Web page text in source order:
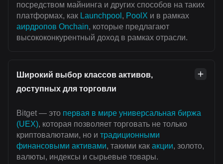
посредством майнинга и других способов на таких
платформах, как Launchpool , PoolX и в рамках
аирдропов Onchain, которые предлагают
высококонкурентный доход в рамках отрасли.
Широкий выбор классов активов,
доступных для торговли
Bitget — это первая в мире универсальная биржа
(UEX), которая позволяет торговать не только
криптовалютами, но и традиционными
финансовыми активами, такими как акции, золото,
валюты, индексы и сырьевые товары.